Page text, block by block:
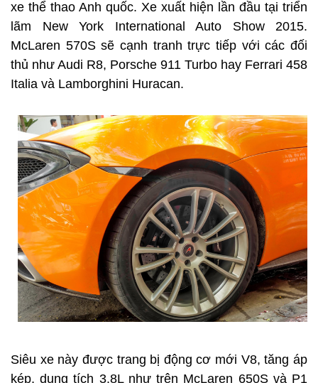
xe thể thao Anh quốc. Xe xuất hiện lần đầu tại triển
lãm New York International Auto Show 2015.
McLaren 570S sẽ cạnh tranh trực tiếp với các đối
thủ như Audi R8, Porsche 911 Turbo hay Ferrari 458
Italia và Lamborghini Huracan.
Siêu xe này được trang bị động cơ mới V8, tăng áp
kép, dung tích 3.8L như trên McLaren 650S và P1